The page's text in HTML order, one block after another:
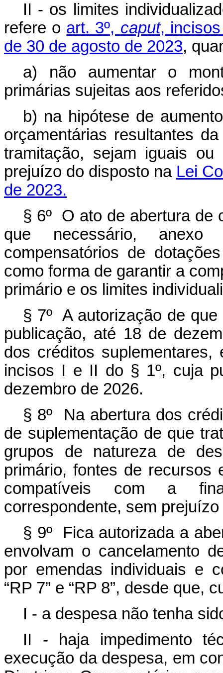
II - os limites
refere o art. 3º, caput,
de 30 de agosto de 2023,
a) não aumentar o
primárias sujeitas aos
b) na hipótese de
orçamentárias resultantes
tramitação, sejam iguais
prejuízo do disposto na Lei
de 2023.
§ 6º O ato de abertura de
que necessário, anexo
compensatórios de
como forma de garantir a
primário e os limites
§ 7º A autorização de
publicação, até 18 de
dos créditos
incisos I e II do § 1º, cuja
dezembro de 2026.
§ 8º Na abertura dos
de suplementação de que
grupos de natureza de
primário, fontes de recursos
compatíveis com a
correspondente, sem
§ 9º Fica autorizada a
envolvam o cancelamento
por emendas individuais e
“RP 7” e “RP 8”, desde que,
I - a despesa não tenha
II - haja impedimento
execução da despesa, em